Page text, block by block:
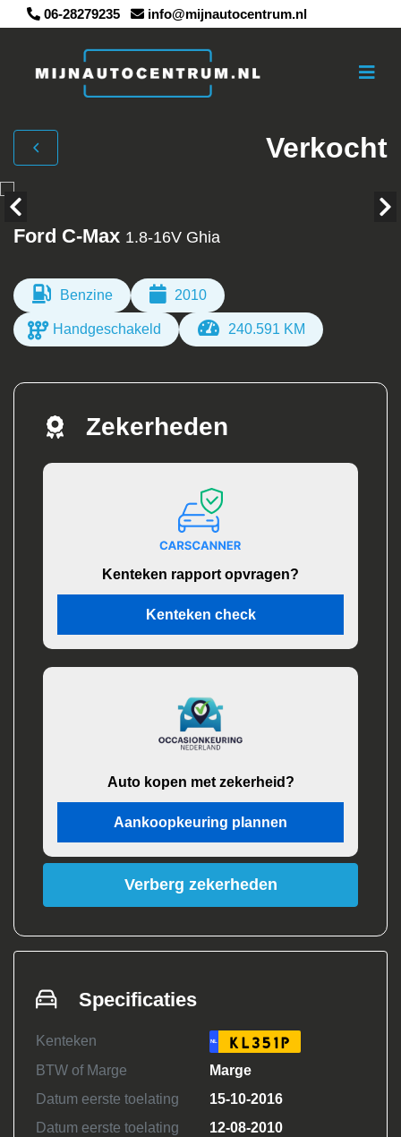
06-28279235 info@mijnautocentrum.nl
Verkocht
Ford C-Max 1.8-16V Ghia
Benzine 2010
Handgeschakeld 240.591 KM
Zekerheden
Kenteken rapport opvragen?
Kenteken check
Auto kopen met zekerheid?
Aankoopkeuring plannen
Verberg zekerheden
Specificaties
Kenteken NL KL351P
BTW of Marge
Marge
Datum eerste toelating
15-10-2016
Datum eerste toelating
12-08-2010